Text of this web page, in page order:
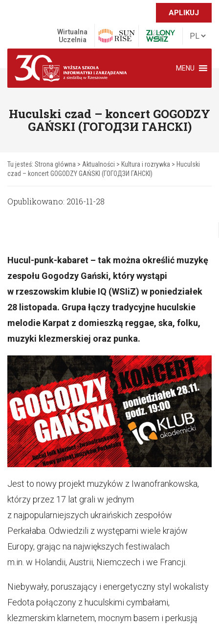
APLIKUJ
Wirtualna
Uczelnia
MENU
Huculski czad – koncert GOGODZY
GAŃSKI (ГОГОДЗИ ГАНСКІ)
Tu jesteś: Strona główna > Aktualności > Kultura i rozrywka > Huculski
czad – koncert GOGODZY GAŃSKI (ГОГОДЗИ ГАНСКІ)
Opublikowano: 2016-11-28
Hucul-punk-kabaret – tak można określić muzykę
zespołu Gogodzy Gański, który wystąpi
w rzeszowskim klubie IQ (WSIiZ) w poniedziałek
28 listopada. Grupa łączy tradycyjne huculskie
melodie Karpat z domieszką reggae, ska, folku,
muzyki klezmerskiej oraz punka.
Jest to nowy projekt muzyków z Iwanofrankowska,
którzy przez 17 lat grali w jednym
z najpopularniejszych ukraińskich zespołów
Perkałaba. Odwiedzili z występami wiele krajów
Europy, grając na największych festiwalach
m.in. w Holandii, Austrii, Niemczech i we Francji.
Niebywały, poruszający i energetyczny styl wokalisty
Fedota połączony z huculskimi cymbałami,
klezmerskim klarnetem, mocnym basem i perkusją